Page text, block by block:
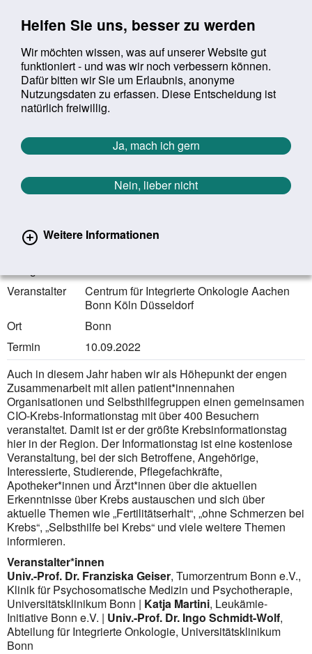
Helfen Sie uns, besser zu werden
Wir möchten wissen, was auf unserer Website gut
funktioniert - und was wir noch verbessern können.
Dafür bitten wir Sie um Erlaubnis, anonyme
Nutzungsdaten zu erfassen. Diese Entscheidung ist
natürlich freiwillig.
Ja, mach ich gern
Nein, lieber nicht
Weitere Informationen
Suchbegriff:
Sie befinden sich hier:
Startseite Aktuelles Veranstaltungen
Veranstaltungen
CIO-Krebs-Informationstag 2022
Veranstalter
Centrum für Integrierte Onkologie Aachen
Bonn Köln Düsseldorf
Ort
Bonn
Termin
10.09.2022
Auch in diesem Jahr haben wir als Höhepunkt der engen
Zusammenarbeit mit allen patient*innennahen
Organisationen und Selbsthilfegruppen einen gemeinsamen
CIO-Krebs-Informationstag mit über 400 Besuchern
veranstaltet. Damit ist er der größte Krebsinformationstag
hier in der Region. Der Informationstag ist eine kostenlose
Veranstaltung, bei der sich Betroffene, Angehörige,
Interessierte, Studierende, Pflegefachkräfte,
Apotheker*innen und Ärzt*innen über die aktuellen
Erkenntnisse über Krebs austauschen und sich über
aktuelle Themen wie „Fertilitätserhalt“, „ohne Schmerzen bei
Krebs“, „Selbsthilfe bei Krebs“ und viele weitere Themen
informieren.
Veranstalter*innen
Univ.-Prof. Dr. Franziska Geiser, Tumorzentrum Bonn e.V.,
Klinik für Psychosomatische Medizin und Psychotherapie,
Universitätsklinikum Bonn | Katja Martini, Leukämie-
Initiative Bonn e.V. | Univ.-Prof. Dr. Ingo Schmidt-Wolf,
Abteilung für Integrierte Onkologie, Universitätsklinikum
Bonn